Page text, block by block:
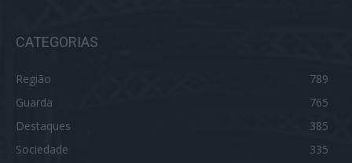
CATEGORIAS
Região
789
Guarda
765
Destaques
385
Sociedade
335